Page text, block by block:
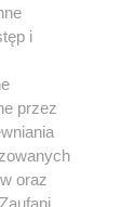
sposób
polu
w
użycie
kary i
i
przez
oraz